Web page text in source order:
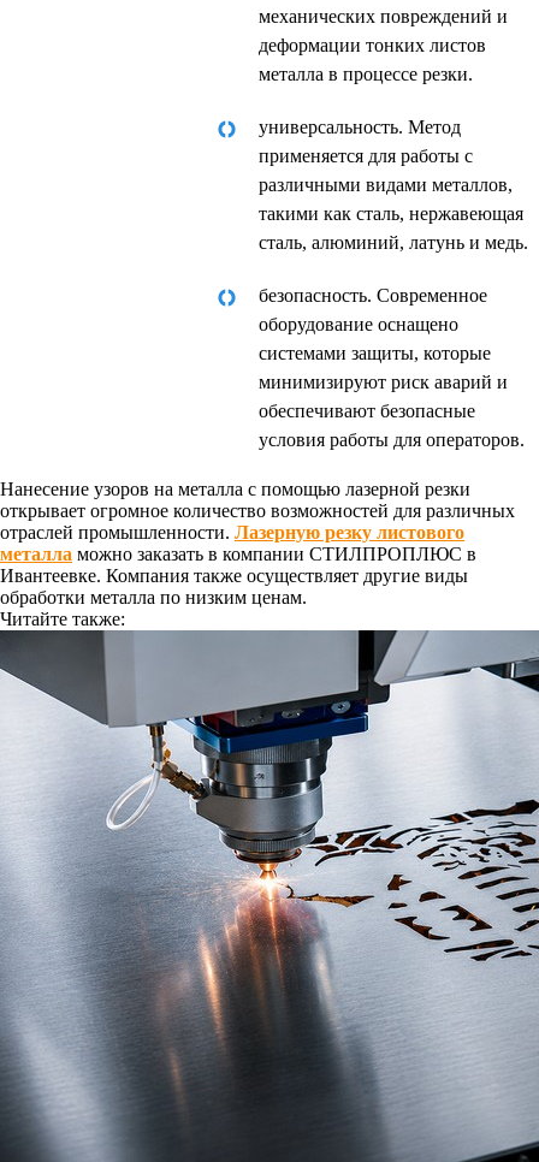
механических повреждений и
деформации тонких листов
металла в процессе резки.
универсальность. Метод
применяется для работы с
различными видами металлов,
такими как сталь, нержавеющая
сталь, алюминий, латунь и медь.
безопасность. Современное
оборудование оснащено
системами защиты, которые
минимизируют риск аварий и
обеспечивают безопасные
условия работы для операторов.
Нанесение узоров на металла с помощью лазерной резки
открывает огромное количество возможностей для различных
отраслей промышленности. Лазерную резку листового
металла можно заказать в компании СТИЛПРОПЛЮС в
Ивантеевке. Компания также осуществляет другие виды
обработки металла по низким ценам.
Читайте также: